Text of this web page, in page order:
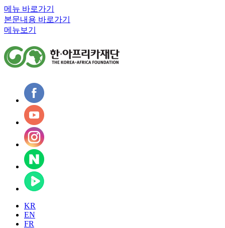
메뉴 바로가기
본문내용 바로가기
메뉴보기
KR
EN
FR